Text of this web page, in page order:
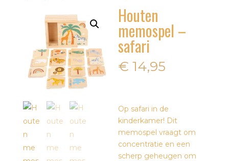
Houten
memospel –
safari
€ 14,95
Op safari in de
kinderkamer! Dit
memospel vraagt om
concentratie en een
scherp geheugen om